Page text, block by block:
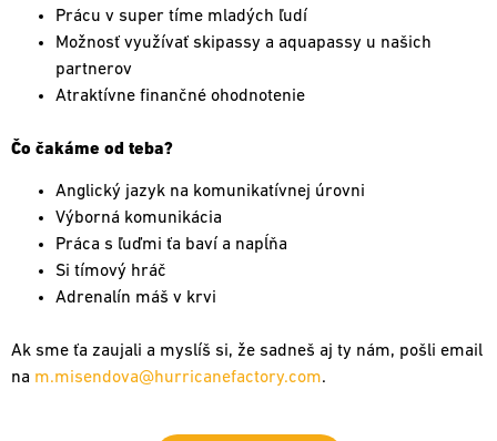
Prácu v super tíme mladých ľudí
Možnosť využívať skipassy a aquapassy u našich
partnerov
Atraktívne finančné ohodnotenie
Čo čakáme od teba?
Anglický jazyk na komunikatívnej úrovni
Výborná komunikácia
Práca s ľuďmi ťa baví a napĺňa
Si tímový hráč
Adrenalín máš v krvi
Ak sme ťa zaujali a myslíš si, že sadneš aj ty nám, pošli email
na m.misendova@hurricanefactory.com.